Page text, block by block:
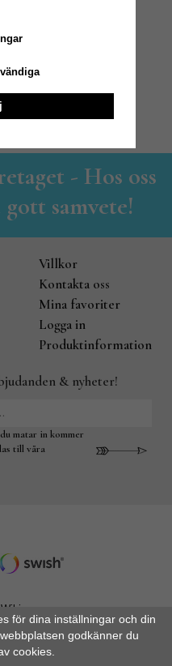
- Hos oss
samvete!
Villkor
Kontakta oss
Mina favoriter
Logga in
Produktinformation
& nyheter!
matar in kommer
till våra
Wikinggruppen
för dina inställningar och din
godkänner du
cookies.